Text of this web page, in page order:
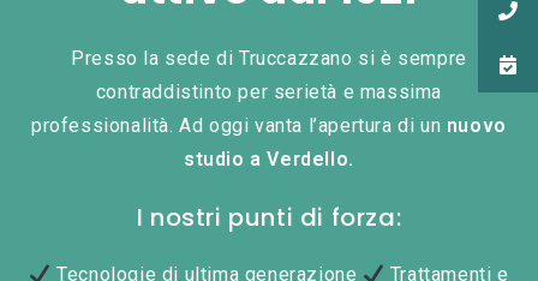
Presso la sede di Truccazzano si è sempre
contraddistinto per serietà e massima
professionalità. Ad oggi vanta l’apertura di un nuovo
studio a Verdello.
I nostri punti di forza:
Tecnologie di ultima generazione
Trattamenti e